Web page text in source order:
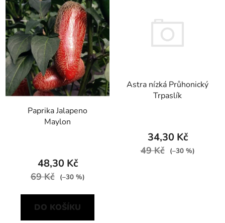
Paprika Jalapeno
Maylon
48,30 Kč
69 Kč (–30 %)
DO KOŠÍKU
Astra nízká Průhonický
Trpaslík
34,30 Kč
49 Kč (–30 %)